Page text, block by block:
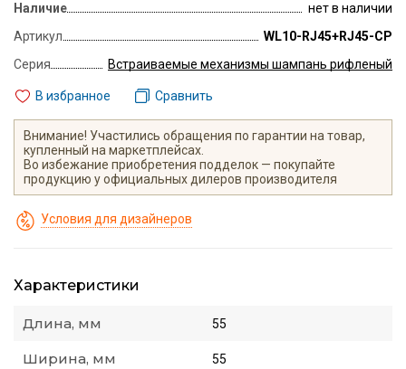
Наличие
нет в наличии
Артикул
WL10-RJ45+RJ45-CP
Серия
Встраиваемые механизмы шампань рифленый
В избранное Сравнить
Внимание! Участились обращения по гарантии на товар,
купленный на маркетплейсах.
Во избежание приобретения подделок — покупайте
продукцию у официальных дилеров производителя
Условия для дизайнеров
Характеристики
Длина, мм 55
Ширина, мм 55